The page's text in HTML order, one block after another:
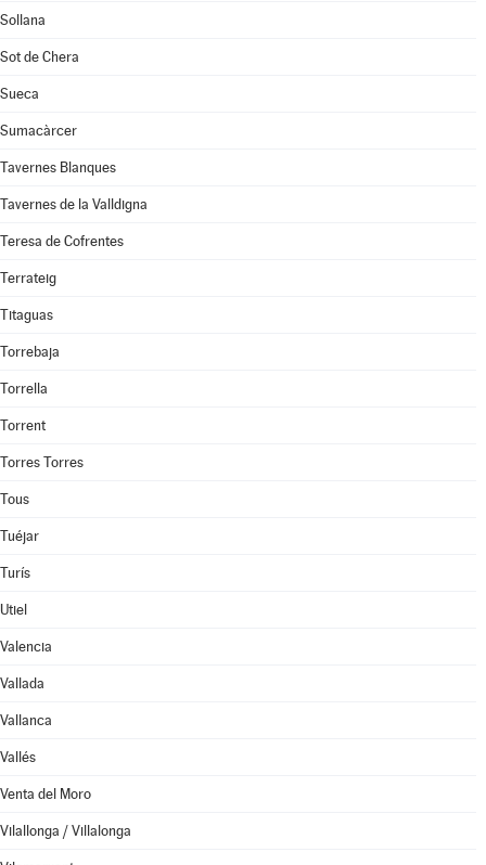
Sollana
Sot de Chera
Sueca
Sumacàrcer
Tavernes Blanques
Tavernes de la Valldigna
Teresa de Cofrentes
Terrateig
Titaguas
Torrebaja
Torrella
Torrent
Torres Torres
Tous
Tuéjar
Turís
Utiel
Valencia
Vallada
Vallanca
Vallés
Venta del Moro
Vilallonga / Villalonga